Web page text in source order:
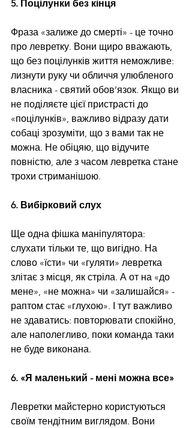
5. Поцілунки без кінця
Фраза «залиже до смерті» - це точно
про левретку. Вони щиро вважають,
що без поцілунків життя неможливе:
лизнути руку чи обличчя улюбленого
власника - святий обов’язок. Якщо ви
не поділяєте цієї пристрасті до
«поцілунків», важливо відразу дати
собаці зрозуміти, що з вами так не
можна. Не обіцяю, що відучите
повністю, але з часом левретка стане
трохи стриманішою.
6. Вибірковий слух
Ще одна фішка маніпулятора:
слухати тільки те, що вигідно. На
слово «їсти» чи «гуляти» левретка
злітає з місця, як стріла. А от на «до
мене», «не можна» чи «залишайся» -
раптом стає «глухою». І тут важливо
не здаватись: повторювати спокійно,
але наполегливо, поки команда таки
не буде виконана.
6. «Я маленький - мені можна все»
Левретки майстерно користуються
своїм тендітним виглядом. Вони